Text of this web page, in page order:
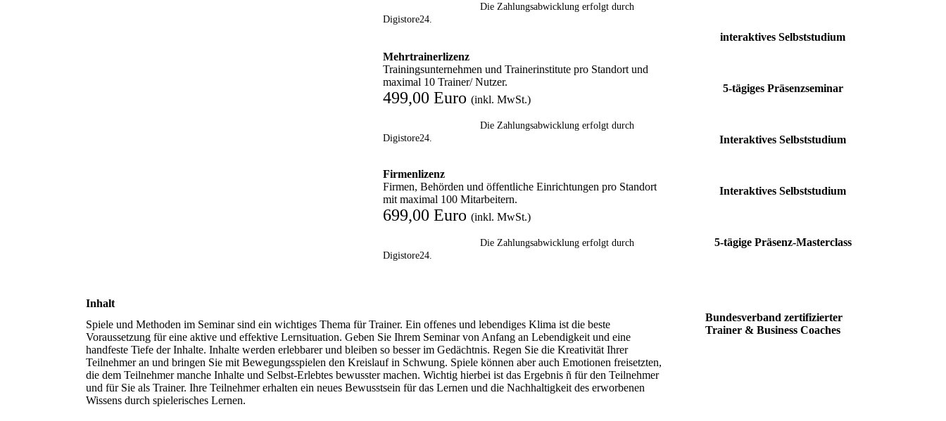
Die Zahlungsabwicklung erfolgt durch
Digistore24.
Mehrtrainerlizenz
Trainingsunternehmen und Trainerinstitute pro Standort und
maximal 10 Trainer/ Nutzer.
499,00 Euro (inkl. MwSt.)
Die Zahlungsabwicklung erfolgt durch
Digistore24.
Firmenlizenz
Firmen, Behörden und öffentliche Einrichtungen pro Standort
mit maximal 100 Mitarbeitern.
699,00 Euro (inkl. MwSt.)
Die Zahlungsabwicklung erfolgt durch
Digistore24.
Inhalt
Spiele und Methoden im Seminar sind ein wichtiges Thema für Trainer. Ein offenes und lebendiges Klima ist die beste
Voraussetzung für eine aktive und effektive Lernsituation. Geben Sie Ihrem Seminar von Anfang an Lebendigkeit und eine
handfeste Tiefe der Inhalte. Inhalte werden erlebbarer und bleiben so besser im Gedächtnis. Regen Sie die Kreativität Ihrer
Teilnehmer an und bringen Sie mit Bewegungsspielen den Kreislauf in Schwung. Spiele können aber auch Emotionen freisetzten,
die dem Teilnehmer manche Inhalte und Selbst-Erlebtes bewusster machen. Wichtig hierbei ist das Ergebnis ñ für den Teilnehmer
und für Sie als Trainer. Ihre Teilnehmer erhalten ein neues Bewusstsein für das Lernen und die Nachhaltigkeit des erworbenen
Wissens durch spielerisches Lernen.
interaktives Selbststudium
5-tägiges Präsenzseminar
Interaktives Selbststudium
Interaktives Selbststudium
5-tägige Präsenz-Masterclass
Bundesverband zertifizierter
Trainer & Business Coaches